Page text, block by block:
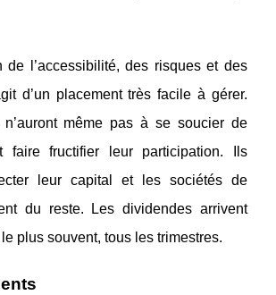
l’accessibilité, des risques et des
d’un placement très facile à gérer.
n’auront même pas à se soucier de
faire fructifier leur participation. Ils
leur capital et les sociétés de
du reste. Les dividendes arrivent
plus souvent, tous les trimestres.